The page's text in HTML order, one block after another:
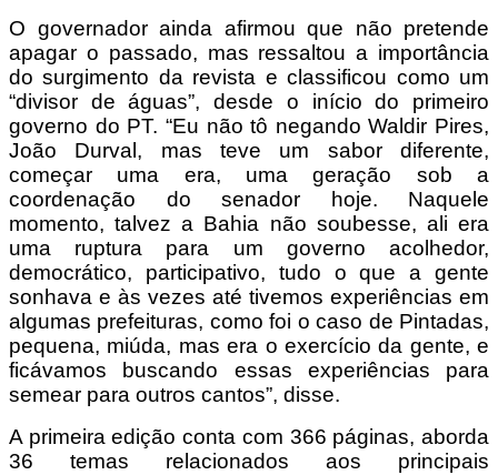
O governador ainda afirmou que não pretende
apagar o passado, mas ressaltou a importância
do surgimento da revista e classificou como um
“divisor de águas”, desde o início do primeiro
governo do PT. “Eu não tô negando Waldir Pires,
João Durval, mas teve um sabor diferente,
começar uma era, uma geração sob a
coordenação do senador hoje. Naquele
momento, talvez a Bahia não soubesse, ali era
uma ruptura para um governo acolhedor,
democrático, participativo, tudo o que a gente
sonhava e às vezes até tivemos experiências em
algumas prefeituras, como foi o caso de Pintadas,
pequena, miúda, mas era o exercício da gente, e
ficávamos buscando essas experiências para
semear para outros cantos”, disse.
A primeira edição conta com 366 páginas, aborda
36 temas relacionados aos principais